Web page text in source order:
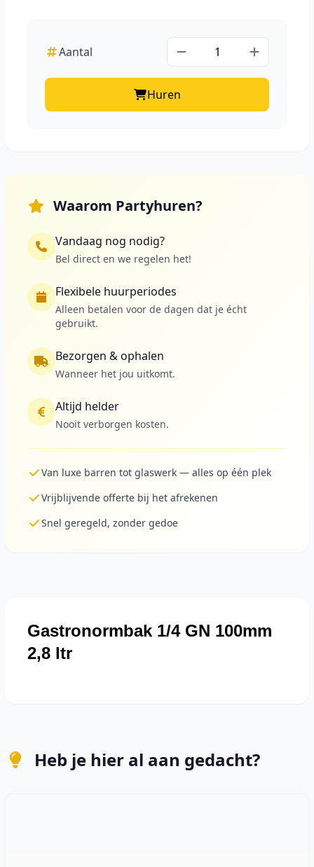
Aantal
Huren
Waarom Partyhuren?
Vandaag nog nodig?
Bel direct en we regelen het!
Flexibele huurperiodes
Alleen betalen voor de dagen dat je écht
gebruikt.
Bezorgen & ophalen
Wanneer het jou uitkomt.
Altijd helder
Nooit verborgen kosten.
Van luxe barren tot glaswerk — alles op één plek
Vrijblijvende offerte bij het afrekenen
Snel geregeld, zonder gedoe
Gastronormbak 1/4 GN 100mm
2,8 ltr
Heb je hier al aan gedacht?